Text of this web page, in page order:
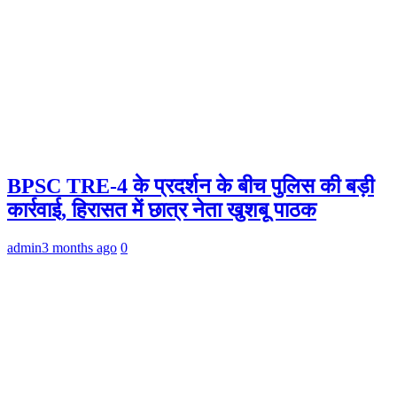
BPSC TRE-4 के प्रदर्शन के बीच पुलिस की बड़ी
कार्रवाई, हिरासत में छात्र नेता खुशबू पाठक
admin3 months ago 0